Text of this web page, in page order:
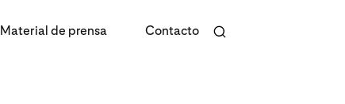
Material de prensa Contacto